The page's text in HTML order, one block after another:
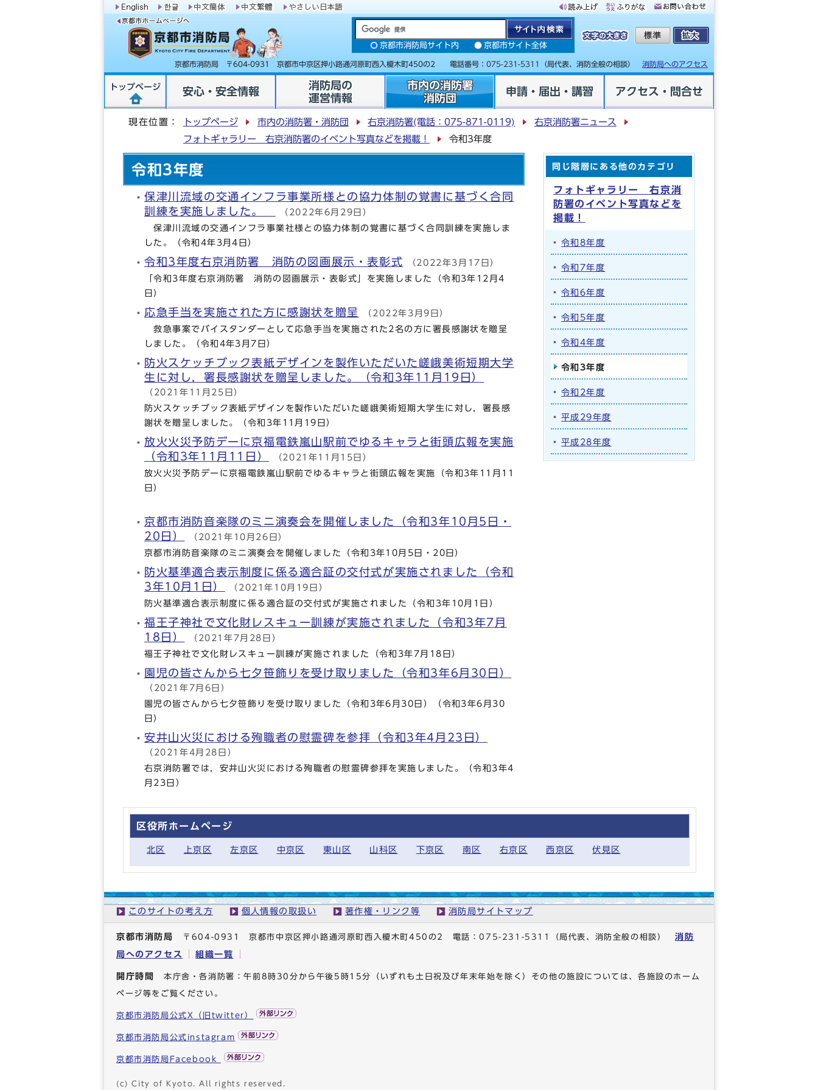
京都市消防局サイト内 京都市サイト全体
京都市消防局 〒604-0931 京都市中京区押小路通河原町西入榎木町450の2 電話番号： 075-231-5311 （局代表、消防全般の相談） 消防局へのアクセス
トップページ 安心・安全情報
消防局の
運営情報
市内の消防署
消防団
申請・届出・講習 アクセス・問合せ
現在位置： トップページ 市内の消防署・消防団 右京消防署(電話：075-871-0119)
右京消防署ニュース
フォトギャラリー 右京消防署のイベント写真などを掲載！
令和3年度
令和3年度
保津川流域の交通インフラ事業所様との協力体制の覚書に基づく合同
訓練を実施しました。
（2022年6月29日）
保津川流域の交通インフラ事業社様との協力体制の覚書に基づく合同訓練を実施しま
した。（令和4年3月4日）
令和3年度右京消防署 消防の図画展示・表彰式 （2022年3月17日）
「令和3年度右京消防署 消防の図画展示・表彰式」を実施しました（令和3年12月4
日）
応急手当を実施された方に感謝状を贈呈 （2022年3月9日）
救急事案でバイスタンダーとして応急手当を実施された2名の方に署長感謝状を贈呈
しました。（令和4年3月7日）
防火スケッチブック表紙デザインを製作いただいた嵯峨美術短期大学
生に対し，署長感謝状を贈呈しました。（令和3年11月19日）
（2021年11月25日）
防火スケッチブック表紙デザインを製作いただいた嵯峨美術短期大学生に対し，署長感
謝状を贈呈しました。（令和3年11月19日）
放火火災予防デーに京福電鉄嵐山駅前でゆるキャラと街頭広報を実施
（令和3年11月11日）
（2021年11月15日）
放火火災予防デーに京福電鉄嵐山駅前でゆるキャラと街頭広報を実施（令和3年11月11
日）
京都市消防音楽隊のミニ演奏会を開催しました（令和3年10月5日・
20日）
（2021年10月26日）
京都市消防音楽隊のミニ演奏会を開催しました（令和3年10月5日・20日）
防火基準適合表示制度に係る適合証の交付式が実施されました（令和
3年10月1日）
（2021年10月19日）
防火基準適合表示制度に係る適合証の交付式が実施されました（令和3年10月1日）
福王子神社で文化財レスキュー訓練が実施されました（令和3年7月
18日）
（2021年7月28日）
福王子神社で文化財レスキュー訓練が実施されました（令和3年7月18日）
園児の皆さんから七夕笹飾りを受け取りました（令和3年6月30日）
（2021年7月6日）
園児の皆さんから七夕笹飾りを受け取りました（令和3年6月30日）（令和3年6月30
日）
安井山火災における殉職者の慰霊碑を参拝（令和3年4月23日）
（2021年4月28日）
右京消防署では，安井山火災における殉職者の慰霊碑参拝を実施しました。（令和3年4
月23日）
同じ階層にある他のカテゴリ
フォトギャラリー 右京消
防署のイベント写真などを
掲載！
令和8年度
令和7年度
令和6年度
令和5年度
令和4年度
令和3年度
令和2年度
平成29年度
平成28年度
区役所ホームページ
北区 上京区 左京区 中京区 東山区 山科区 下京区 南区 右京区 西京区 伏見区
このサイトの考え方 個人情報の取扱い 著作権・リンク等 消防局サイトマップ
京都市消防局 〒604-0931 京都市中京区押小路通河原町西入榎木町450の2 電話：075-231-5311 （局代表、消防全般の相談）消防
局へのアクセス
組織一覧
開庁時間 本庁舎・各消防署：午前8時30分から午後5時15分（いずれも土日祝及び年末年始を除く）その他の施設については、各施設のホーム
ページ等をご覧ください。
京都市消防局公式X（旧twitter）
京都市消防局公式instagram
京都市消防局Facebook
(c) City of Kyoto. All rights reserved.